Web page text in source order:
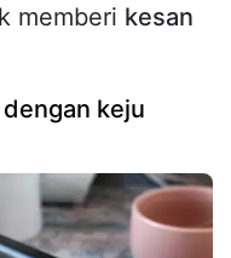
memberi kesan
keju